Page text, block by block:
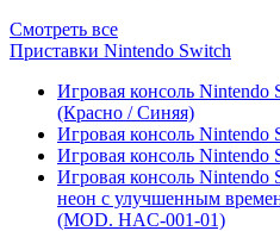
Смотреть все
Приставки Nintendo Switch
Игровая консоль
(Красно / Синяя)
Игровая консоль
Игровая консоль
Игровая консоль
неон с улучшенным
(MOD. HAC-001-01)